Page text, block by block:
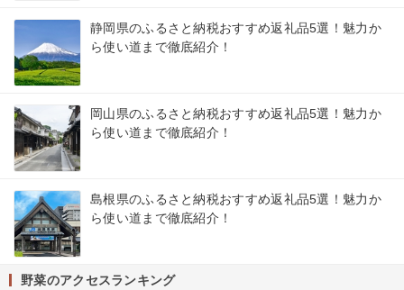
静岡県のふるさと納税おすすめ返礼品5選！魅力か
ら使い道まで徹底紹介！
岡山県のふるさと納税おすすめ返礼品5選！魅力か
ら使い道まで徹底紹介！
島根県のふるさと納税おすすめ返礼品5選！魅力か
ら使い道まで徹底紹介！
野菜のアクセスランキング